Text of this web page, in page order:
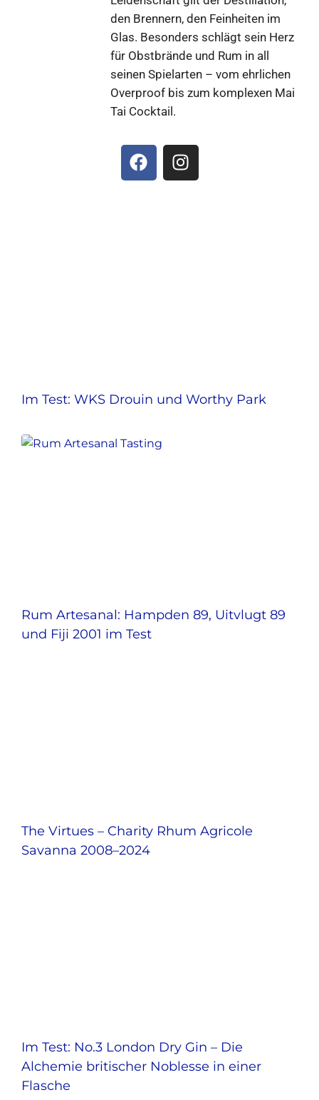
den Brennern, den Feinheiten im
Glas. Besonders schlägt sein Herz
für Obstbrände und Rum in all
seinen Spielarten – vom ehrlichen
Overproof bis zum komplexen Mai
Tai Cocktail.
Im Test: WKS Drouin und Worthy Park
Rum Artesanal: Hampden 89, Uitvlugt 89
und Fiji 2001 im Test
The Virtues – Charity Rhum Agricole
Savanna 2008–2024
Im Test: No.3 London Dry Gin – Die
Alchemie britischer Noblesse in einer
Flasche